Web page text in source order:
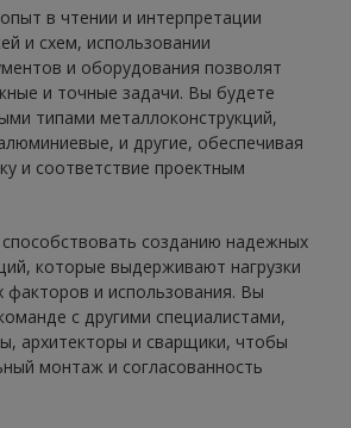
в чтении и интерпретации
и схем, использовании
и оборудования позволят
и точные задачи. Вы будете
типами металлоконструкций,
и другие, обеспечивая
и соответствие проектным
созданию надежных
которые выдерживают нагрузки
факторов и использования. Вы
с другими специалистами,
архитекторы и сварщики, чтобы
монтаж и согласованность